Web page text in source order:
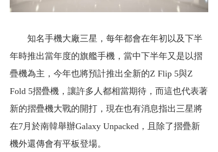
知名手機大廠三星，每年都會在年初以及下半
年時推出當年度的旗艦手機，當中下半年又是以摺
疊機為主，今年也將預計推出全新的Z Flip 5與Z
Fold 5摺疊機，讓許多人都相當期待，而這也代表著
新的摺疊機大戰的開打，現在也有消息指出三星將
在7月於南韓舉辦Galaxy Unpacked，且除了摺疊新
機外還傳會有平板登場。